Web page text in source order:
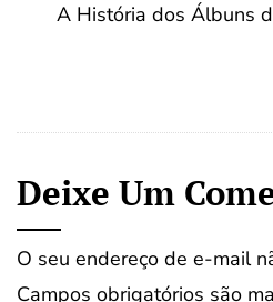
A História dos Álbuns
Deixe Um
O seu endereço de e-mail
Campos obrigatórios são